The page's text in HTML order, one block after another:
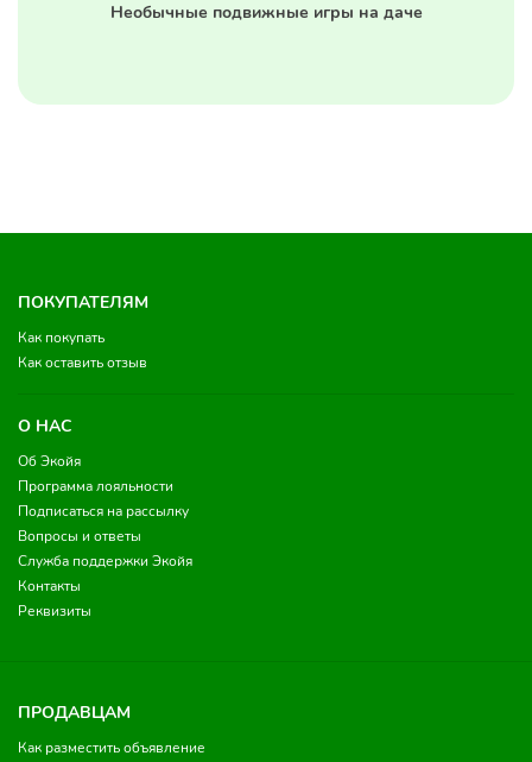
Необычные подвижные игры на даче
ПОКУПАТЕЛЯМ
Как покупать
Как оставить отзыв
О НАС
Об Экойя
Программа лояльности
Подписаться на рассылку
Вопросы и ответы
Служба поддержки Экойя
Контакты
Реквизиты
ПРОДАВЦАМ
Как разместить объявление